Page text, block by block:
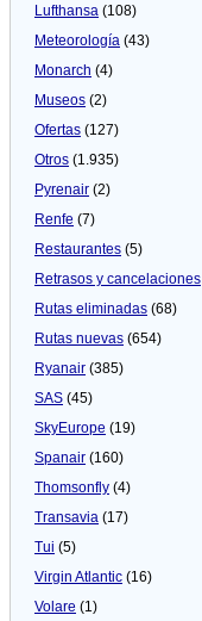
Lufthansa (108)
Meteorologí­a (43)
Monarch (4)
Museos (2)
Ofertas (127)
Otros (1.935)
Pyrenair (2)
Renfe (7)
Restaurantes (5)
Retrasos y cancelaciones
Rutas eliminadas (68)
Rutas nuevas (654)
Ryanair (385)
SAS (45)
SkyEurope (19)
Spanair (160)
Thomsonfly (4)
Transavia (17)
Tui (5)
Virgin Atlantic (16)
Volare (1)